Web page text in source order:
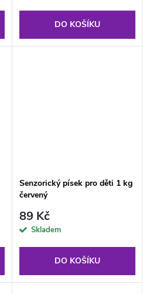
DO KOŠÍKU
Senzorický písek pro děti 1 kg
červený
89 Kč
Skladem
DO KOŠÍKU